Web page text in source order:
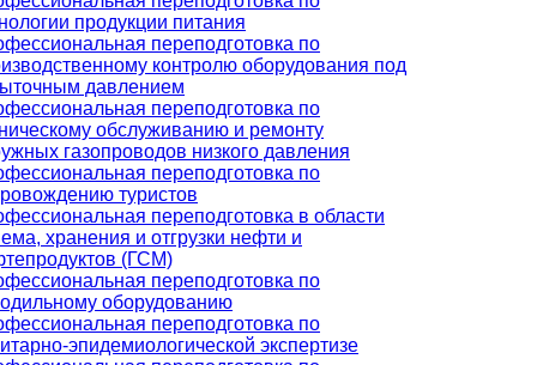
продукции питания
переподготовка по
контролю оборудования под
давлением
переподготовка по
обслуживанию и ремонту
газопроводов низкого давления
переподготовка по
туристов
переподготовка в области
хранения и отгрузки нефти и
(ГСМ)
переподготовка по
оборудованию
переподготовка по
эпидемиологической экспертизе